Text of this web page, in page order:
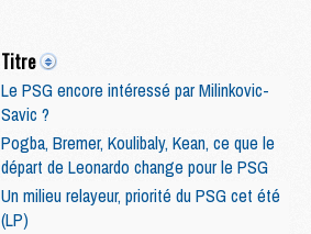
Titre
Le PSG encore intéressé par Milinkovic-
Savic ?
Pogba, Bremer, Koulibaly, Kean, ce que le
départ de Leonardo change pour le PSG
Un milieu relayeur, priorité du PSG cet été
(LP)